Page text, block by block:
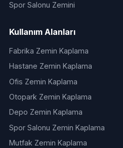
Spor Salonu Zemini
Kullanım Alanları
Fabrika Zemin Kaplama
Hastane Zemin Kaplama
Ofis Zemin Kaplama
Otopark Zemin Kaplama
Depo Zemin Kaplama
Spor Salonu Zemin Kaplama
Mutfak Zemin Kaplama